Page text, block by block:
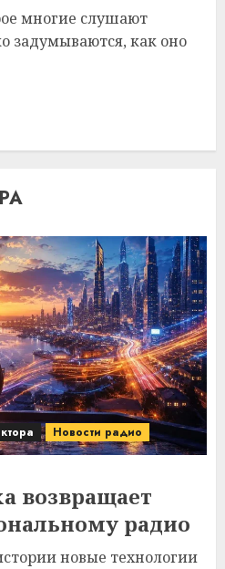
многие слушают
задумываются, как оно
Новости радио
возвращает
радио
новые технологии